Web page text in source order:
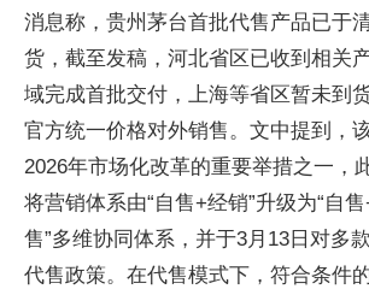
消息称，贵州茅台首批代售产品已于
货，截至发稿，河北省区已收到相关
域完成首批交付，上海等省区暂未到
官方统一价格对外销售。文中提到，
2026年市场化改革的重要举措之一，
将营销体系由“自售+经销”升级为“自
售”多维协同体系，并于3月13日对多
代售政策。在代售模式下，符合条件